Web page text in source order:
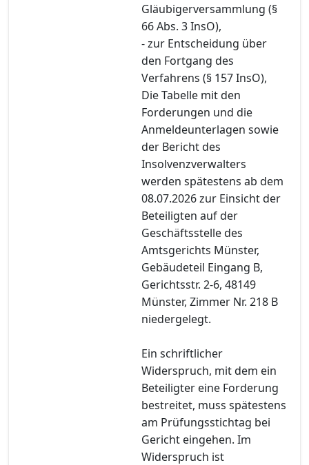
Gläubigerversammlung (§
66 Abs. 3 InsO),
- zur Entscheidung über
den Fortgang des
Verfahrens (§ 157 InsO),
Die Tabelle mit den
Forderungen und die
Anmeldeunterlagen sowie
der Bericht des
Insolvenzverwalters
werden spätestens ab dem
08.07.2026 zur Einsicht der
Beteiligten auf der
Geschäftsstelle des
Amtsgerichts Münster,
Gebäudeteil Eingang B,
Gerichtsstr. 2-6, 48149
Münster, Zimmer Nr. 218 B
niedergelegt.
Ein schriftlicher
Widerspruch, mit dem ein
Beteiligter eine Forderung
bestreitet, muss spätestens
am Prüfungsstichtag bei
Gericht eingehen. Im
Widerspruch ist